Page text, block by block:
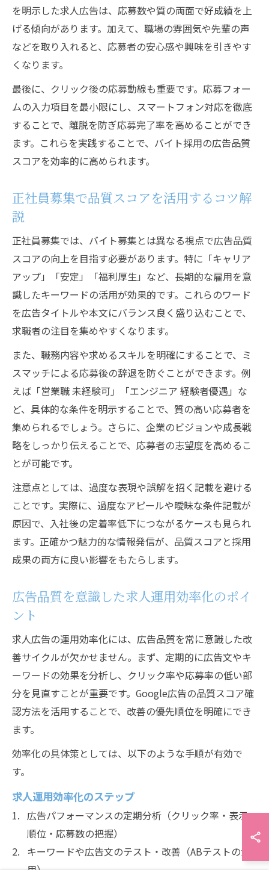
を明示した求人広告は、応募数や質の両面で好成績を上
げる傾向があります。加えて、職場の雰囲気や先輩の声
などを取り入れると、応募者の安心感や興味を引きやす
くなります。
最後に、クリック後の応募動線も重要です。応募フォー
ムの入力項目を最小限にし、スマートフォン対応を徹底
することで、離脱を防ぎ応募完了率を高めることができ
ます。これらを実践することで、バイト採用の広告品質
スコアを効率的に高められます。
正社員募集で品質スコアを活用するコツ解
説
正社員募集では、バイト募集とは異なる視点で広告品質
スコアの向上を目指す必要があります。特に「キャリア
アップ」「安定」「福利厚生」など、長期的な雇用を意
識したキーワードの活用が効果的です。これらのワード
を広告タイトルや本文にバランス良く盛り込むことで、
求職者の注目を集めやすくなります。
また、職務内容や求めるスキルを明確にすることで、ミ
スマッチによる応募後の辞退を防ぐことができます。例
えば「営業職 未経験可」「エンジニア 経験者優遇」な
ど、具体的な条件を明示することで、質の高い応募者を
集められるでしょう。さらに、企業のビジョンや成長戦
略をしっかり伝えることで、応募者の志望度を高めるこ
とが可能です。
注意点としては、過度な表現や誤解を招く記載を避ける
ことです。実際に、過度なアピールや曖昧な条件記載が
原因で、入社後の定着率低下につながるケースも見られ
ます。正確かつ魅力的な情報発信が、品質スコアと採用
成果の両方に良い影響をもたらします。
広告品質を意識した求人運用効率化のポイ
ント
求人広告の運用効率化には、広告品質を常に意識した改
善サイクルが欠かせません。まず、定期的に広告文やキ
ーワードの効果を分析し、クリック率や応募率の低い部
分を見直すことが重要です。Google広告の品質スコア確
認方法を活用することで、改善の優先順位を明確にでき
ます。
効率化の具体策としては、以下のような手順が有効で
す。
求人運用効率化のステップ
広告パフォーマンスの定期分析（クリック率・表示
順位・応募数の把握）
キーワードや広告文のテスト・改善（ABテストの活